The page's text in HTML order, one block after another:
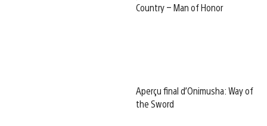
Country – Man of Honor
Aperçu final d’Onimusha: Way of
the Sword